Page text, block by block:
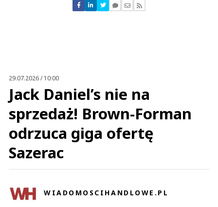
Nie znaleziono komentarzy
Zostaw swoje komentarze
29.07.2026 / 10:00
Jack Daniel’s nie na
sprzedaż! Brown-Forman
odrzuca giga ofertę
Sazerac
WIADOMOSCIHANDLOWE.PL